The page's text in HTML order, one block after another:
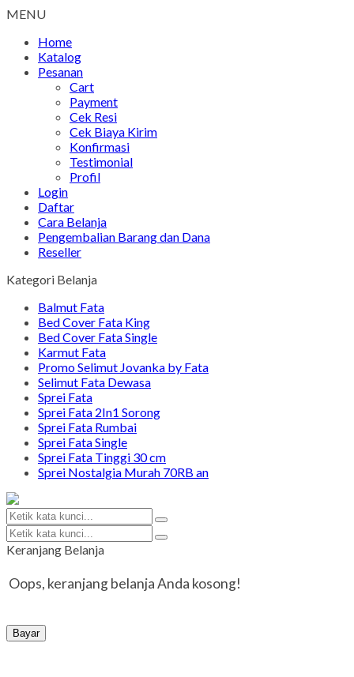
MENU
Home
Katalog
Pesanan
Cart
Payment
Cek Resi
Cek Biaya Kirim
Konfirmasi
Testimonial
Profil
Login
Daftar
Cara Belanja
Pengembalian Barang dan Dana
Reseller
Kategori Belanja
Balmut Fata
Bed Cover Fata King
Bed Cover Fata Single
Karmut Fata
Promo Selimut Jovanka by Fata
Selimut Fata Dewasa
Sprei Fata
Sprei Fata 2In1 Sorong
Sprei Fata Rumbai
Sprei Fata Single
Sprei Fata Tinggi 30 cm
Sprei Nostalgia Murah 70RB an
Keranjang Belanja
Oops, keranjang belanja Anda kosong!
Bayar